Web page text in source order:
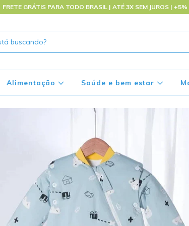
FRETE GRÁTIS PARA TODO BRASIL | ATÉ 3X SEM JUROS |
Alimentação Saúde e bem estar